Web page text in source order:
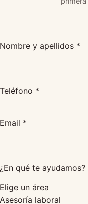
Nombre y apellidos *
Teléfono *
Email *
¿En qué te ayudamos?
Elige un área
Asesoría laboral